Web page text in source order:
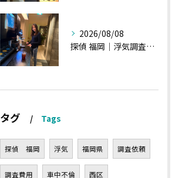
2026/08/08
探偵 福岡｜浮気調査、諸状況、そして雑談へ
タグ Tags
探偵 福岡 浮気 福岡県 調査依頼
調査費用 車中不倫 西区